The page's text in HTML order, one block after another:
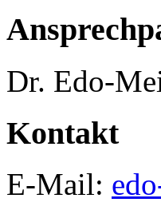
Dr. Edo-
Kontakt
E-Mail: